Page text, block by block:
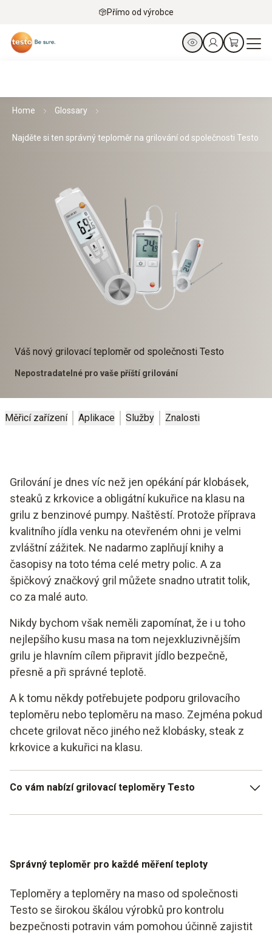
Přímo od výrobce
Home Glossary
Najděte si ten správný teploměr na grilování od společnosti Testo
Váš nový grilovací teploměr od společnosti Testo
Nepostradatelné pro vaše příští grilování
Měřicí zařízení Aplikace Služby Znalosti
Grilování je dnes víc než jen opékání pár klobásek,
steaků z krkovice a obligátní kukuřice na klasu na
grilu z benzinové pumpy. Naštěstí. Protože příprava
kvalitního jídla venku na otevřeném ohni je velmi
zvláštní zážitek. Ne nadarmo zaplňují knihy a
časopisy na toto téma celé metry polic. A za
špičkový značkový gril můžete snadno utratit tolik,
co za malé auto.
Nikdy bychom však neměli zapomínat, že i u toho
nejlepšího kusu masa na tom nejexkluzivnějším
grilu je hlavním cílem připravit jídlo bezpečně,
přesně a při správné teplotě.
A k tomu někdy potřebujete podporu grilovacího
teploměru nebo teploměru na maso. Zejména pokud
chcete grilovat něco jiného než klobásky, steak z
krkovice a kukuřici na klasu.
Co vám nabízí grilovací teploměry Testo
Teploměry pro grilování, které kombinují přesnost se
Robustně vyrobené teploměry pro spolehlivé použití
Správný teploměr pro každé měření teploty
Teploměry a teploměry na maso od společnosti
Testo se širokou škálou výrobků pro kontrolu
bezpečnosti potravin vám pomohou účinně zajistit